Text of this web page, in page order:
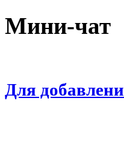
Мини-чат
Для